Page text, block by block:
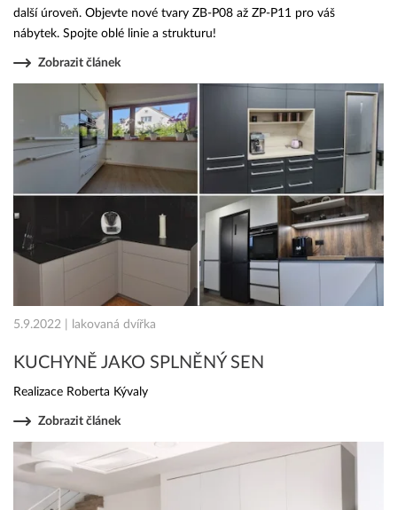
další úroveň. Objevte nové tvary ZB-P08 až ZP-P11 pro váš
nábytek. Spojte oblé linie a strukturu!
Zobrazit článek
5.9.2022 | lakovaná dvířka
KUCHYNĚ JAKO SPLNĚNÝ SEN
Realizace Roberta Kývaly
Zobrazit článek